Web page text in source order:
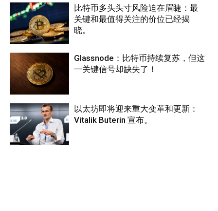
比特币多头头寸风险迫在眉睫：最
关键和最值得关注的价位已经揭
晓。
Glassnode：比特币持续复苏，但这
一关键信号却缺失了！
以太坊即将迎来重大变革和更新：
Vitalik Buterin 宣布。